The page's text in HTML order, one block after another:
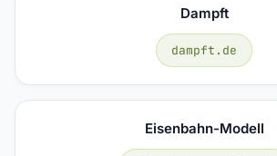
Dampft
dampft.de
Eisenbahn-Modell